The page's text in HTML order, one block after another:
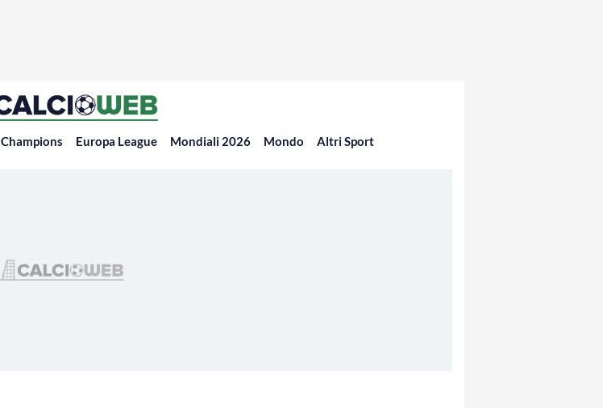
Champions Europa League Mondiali 2026 Mondo Altri Sport